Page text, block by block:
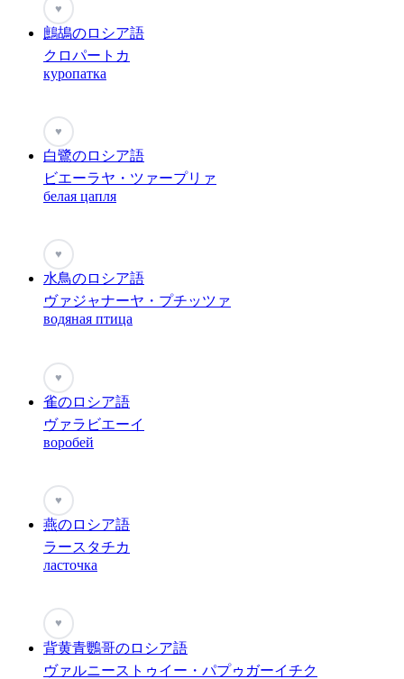
♥
鷓鴣のロシア語
クロパートカ
куропатка
♥
白鷺のロシア語
ビエーラヤ・ツァープリァ
белая цапля
♥
水鳥のロシア語
ヴァジャナーヤ・プチッツァ
водяная птица
♥
雀のロシア語
ヴァラビエーイ
воробей
♥
燕のロシア語
ラースタチカ
ласточка
♥
背黄青鸚哥のロシア語
ヴァルニーストゥイー・パプゥガーイチク